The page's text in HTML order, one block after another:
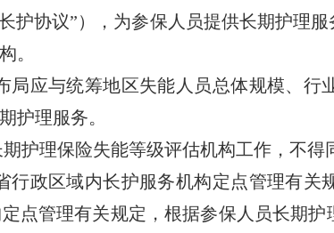
护协议”），为参保人员提供长期护理
。
应与统筹地区失能人员总体规模、行
护理服务。
理保险失能等级评估机构工作，不得
政区域内长护服务机构定点管理有关
点管理有关规定，根据参保人员长期